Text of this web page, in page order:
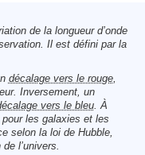
de la longueur d’onde
Il est défini par la
décalage vers le rouge,
Inversement, un
vers le bleu. À
les galaxies et les
selon la loi de Hubble,
l’univers.